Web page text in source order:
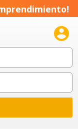
